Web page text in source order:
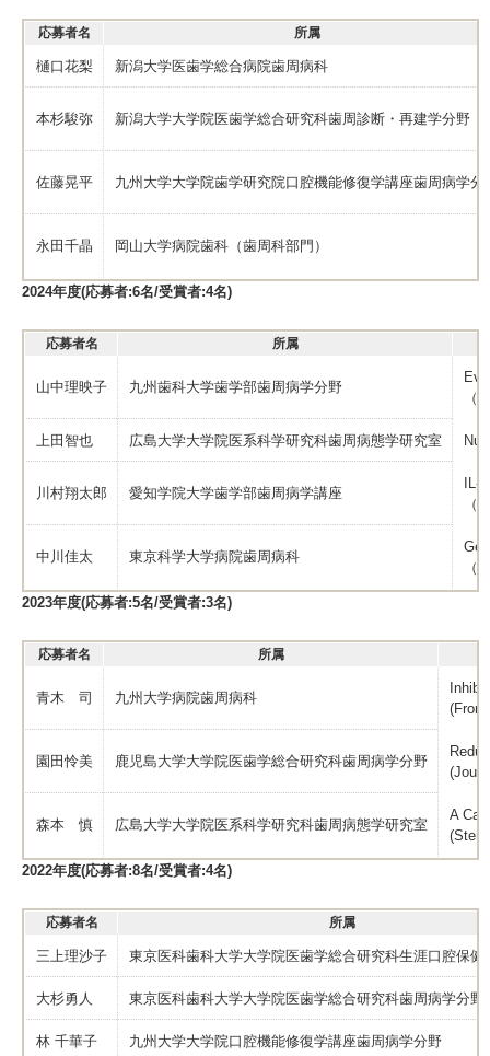
応募者名 所属
樋口花梨 新潟大学医歯学総合病院歯周病科
本杉駿弥 新潟大学大学院医歯学総合研究科歯周診断・再建学分野
佐藤晃平 九州大学大学院歯学研究院口腔機能修復学講座歯周病学分
永田千晶 岡山大学病院歯科（歯周科部門）
2024年度(応募者:6名/受賞者:4名)
応募者名 所属
山中理映子 九州歯科大学歯学部歯周病学分野
（
上田智也 広島大学大学院医系科学研究科歯周病態学研究室
川村翔太郎 愛知学院大学歯学部歯周病学講座
IL-
（
中川佳太 東京科学大学病院歯周病科
（
2023年度(応募者:5名/受賞者:3名)
応募者名 所属
青木 司 九州大学病院歯周病科
園田怜美 鹿児島大学大学院医歯学総合研究科歯周病学分野
森本 慎 広島大学大学院医系科学研究科歯周病態学研究室
A
2022年度(応募者:8名/受賞者:4名)
応募者名 所属
三上理沙子 東京医科歯科大学大学院医歯学総合研究科生涯口腔保健
大杉勇人 東京医科歯科大学大学院医歯学総合研究科歯周病学分野
林 千華子 九州大学大学院口腔機能修復学講座歯周病学分野